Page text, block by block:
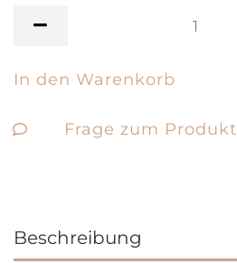
Frage zum Produkt
Beschreibung